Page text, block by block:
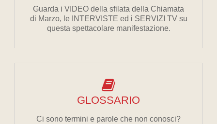
Guarda i VIDEO della sfilata della Chiamata
di Marzo, le INTERVISTE ed i SERVIZI TV su
questa spettacolare manifestazione.
GLOSSARIO
Ci sono termini e parole che non conosci?